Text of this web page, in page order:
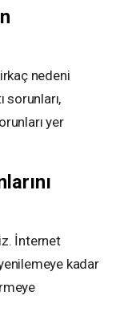
nedeni
sorunları,
yer
İnternet
kadar